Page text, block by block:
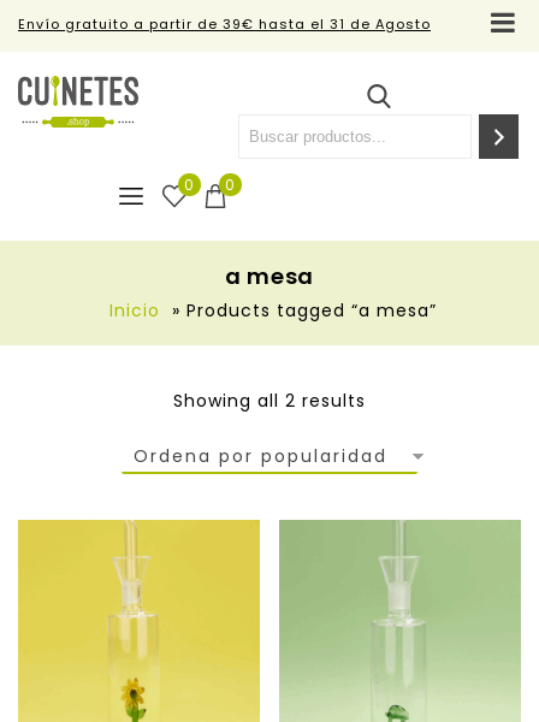
Envío gratuito a partir de 39€ hasta el 31 de Agosto
0
0
a mesa
Inicio » Products tagged “a mesa”
Showing all 2 results
Ordena por popularidad